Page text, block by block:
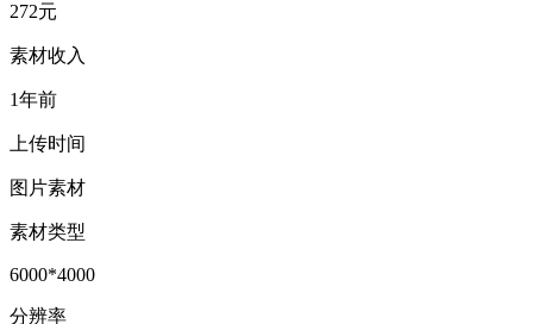
272元
素材收入
1年前
上传时间
图片素材
素材类型
6000*4000
分辨率